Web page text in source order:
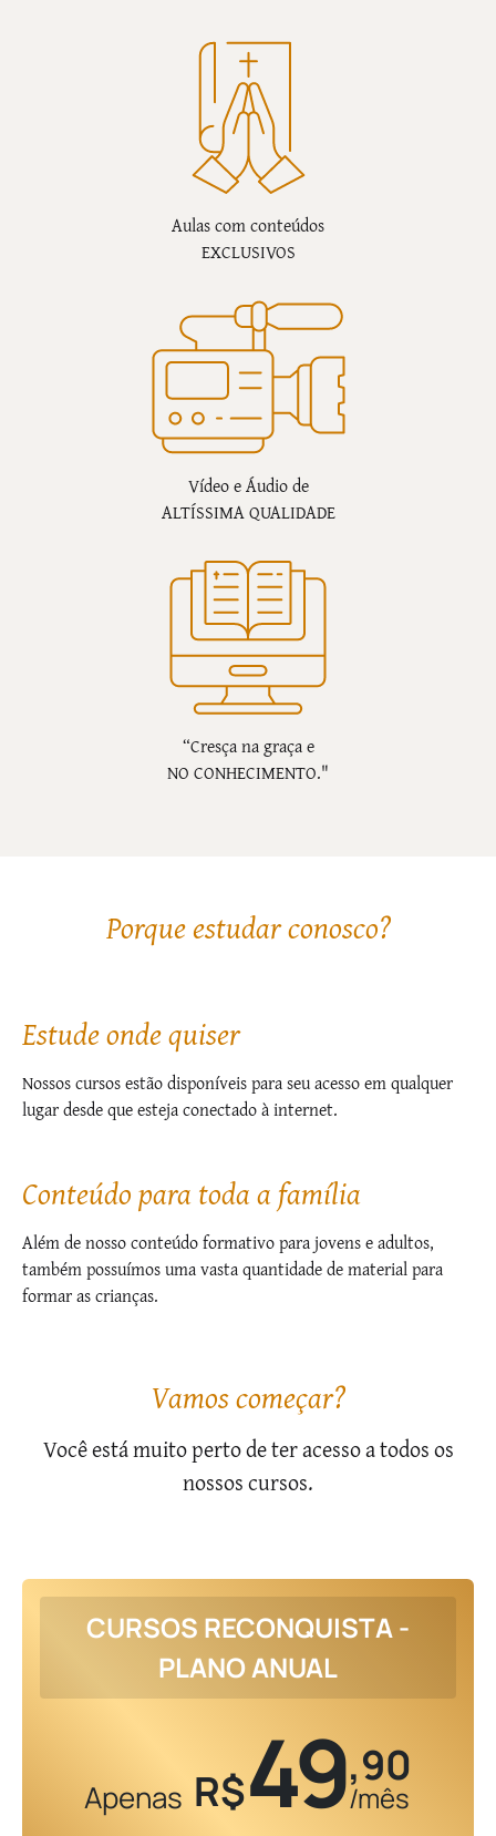
Aulas com conteúdos
EXCLUSIVOS
Vídeo e Áudio de
ALTÍSSIMA QUALIDADE
“Cresça na graça e
NO CONHECIMENTO."
Porque estudar conosco?
Estude onde quiser
Nossos cursos estão disponíveis para seu acesso em qualquer
lugar desde que esteja conectado à internet.
Conteúdo para toda a família
Além de nosso conteúdo formativo para jovens e adultos,
também possuímos uma vasta quantidade de material para
formar as crianças.
Vamos começar?
Você está muito perto de ter acesso a todos os
nossos cursos.
CURSOS RECONQUISTA -
PLANO ANUAL
Apenas R$49,90
/mês